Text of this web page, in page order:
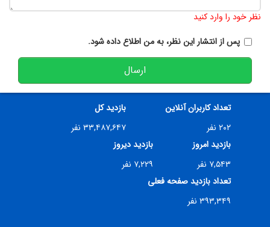
نظر خود را وارد کنید
پس از انتشار این نظر، به من اطلاع داده شود.
ارسال
تعداد کاربران آنلاین
۲۰۲ نفر
بازدید کل
۳۳,۴۸۷,۶۴۷ نفر
بازدید امروز
۷,۵۴۳ نفر
بازدید دیروز
۷,۲۲۹ نفر
تعداد بازدید صفحه فعلی
۳۹۳,۳۴۹ نفر